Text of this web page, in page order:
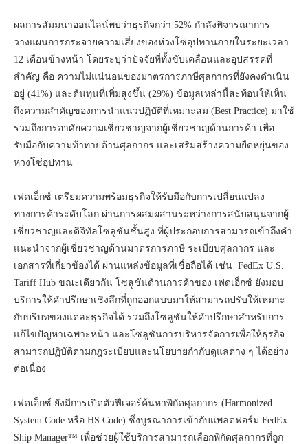
ผลการสัมมนาออนไลน์พบว่าธุรกิจกว่า 52% กำลังพิจารณาการ
วางแผนการกระจายความเสี่ยงของห่วงโซ่อุปทานภายในระยะเวลา
12 เดือนข้างหน้า โดยระบุว่าปัจจัยที่ทั้งขับเคลื่อนและอุปสรรคที่
สำคัญ คือ ความไม่แน่นอนของมาตรการภาษีศุลกากรที่ยังคงดำเนิน
อยู่ (41%) และต้นทุนที่เพิ่มสูงขึ้น (29%) ข้อมูลเหล่านี้สะท้อนให้เห็น
ถึงความสำคัญของการนำแนวปฏิบัติที่เหมาะสม (Best Practice) มาใช้
รวมถึงการอาศัยความเชี่ยวชาญจากผู้เชี่ยวชาญด้านการค้า เพื่อ
รับมือกับความท้าทายด้านศุลกากร และเสริมสร้างความยืดหยุ่นของ
ห่วงโซ่อุปทาน
เฟดเอ็กซ์ เตรียมความพร้อมธุรกิจให้รับมือกับการเปลี่ยนแปลง
ทางการค้าระดับโลก ผ่านการผสมผสานระหว่างการสนับสนุนจากผู้
เชี่ยวชาญและดิจิทัลโซลูชันชั้นสูง ที่ผู้ประกอบการสามารถเข้าถึงคำ
แนะนำจากผู้เชี่ยวชาญด้านมาตรการภาษี ระเบียบศุลกากร และ
เอกสารที่เกี่ยวข้องได้ ผ่านแหล่งข้อมูลที่เชื่อถือได้ เช่น FedEx U.S.
Tariff Hub ขณะเดียวกัน โซลูชันด้านการค้าของ เฟดเอ็กซ์ ยังมอบ
บริการให้คำปรึกษาเชิงลึกที่ถูกออกแบบมาให้สามารถปรับให้เหมาะ
กับบริบทของแต่ละธุรกิจได้ รวมถึงโซลูชันให้คำปรึกษาสำหรับการ
แก้ไขปัญหาเฉพาะหน้า และโซลูชันการบริหารจัดการเพื่อให้ธุรกิจ
สามารถปฏิบัติตามกฎระเบียบและนโยบายกำกับดูแลต่าง ๆ ได้อย่าง
ต่อเนื่อง
เฟดเอ็กซ์ ยังมีการเปิดตัวฟีเจอร์ค้นหาพิกัดศุลกากร (Harmonized
System Code หรือ HS Code) ซึ่งบูรณาการเข้ากับแพลตฟอร์ม FedEx
Ship Manager™ เพื่อช่วยผู้ใช้บริการสามารถเลือกพิกัดศุลกากรที่ถูก